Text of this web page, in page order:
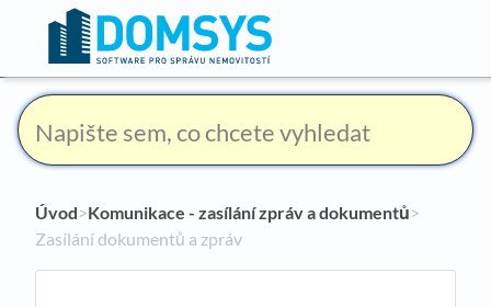
Úvod​>​Komunikace - zasílání zpráv a dokumentů​>​
Zasílání dokumentů a zpráv